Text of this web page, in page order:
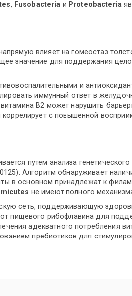
, Fusobacteria и Proteobacteria
влияет на гомеостаз
значение для поддержания
и
иммунный ответ в
B2 может нарушить
с повышенной
путем анализа
Алгоритм обнаруживает
в основном принадлежат к филам
не имеют полного
сеть, поддерживающую
пищевого рибофлавина для
адекватного потребления
пребиотиков для